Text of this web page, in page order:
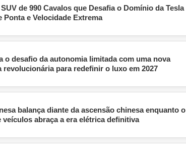
de 990 Cavalos que Desafia o Domínio da Tesla
Ponta e Velocidade Extrema
o desafio da autonomia limitada com uma nova
revolucionária para redefinir o luxo em 2027
balança diante da ascensão chinesa enquanto o
veículos abraça a era elétrica definitiva